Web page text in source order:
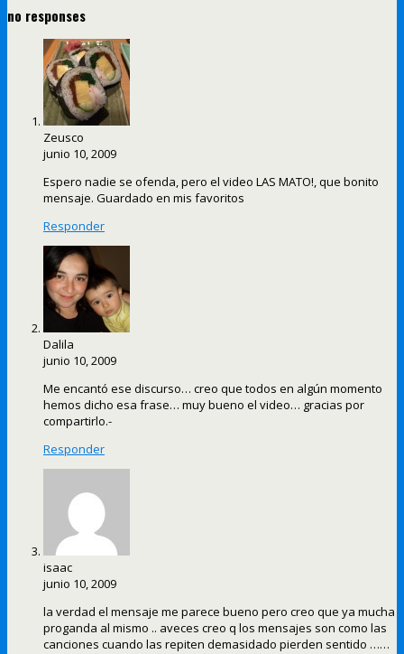
no responses
Zeusco
junio 10, 2009
Espero nadie se ofenda, pero el video LAS MATO!, que bonito
mensaje. Guardado en mis favoritos
Responder
Dalila
junio 10, 2009
Me encantó ese discurso… creo que todos en algún momento
hemos dicho esa frase… muy bueno el video… gracias por
compartirlo.-
Responder
isaac
junio 10, 2009
la verdad el mensaje me parece bueno pero creo que ya mucha
proganda al mismo .. aveces creo q los mensajes son como las
canciones cuando las repiten demasidado pierden sentido ……